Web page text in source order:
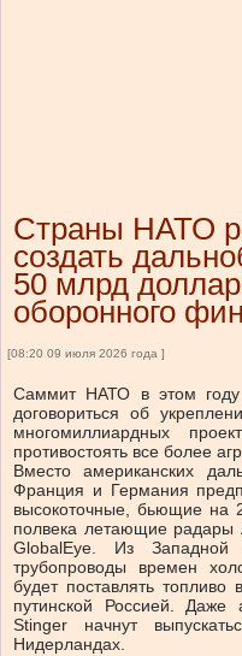
Страны НАТО
создать
50 млрд
оборонного
[08:20 09 июля 2026 года ]
Саммит НАТО в этом
договориться об
многомиллиардных
противостоять все более
Вместо американских
Франция и Германия
высокоточные, бьющие на
полвека летающие радары
GlobalEye. Из
трубопроводы времен
будет поставлять
путинской Россией. Даже
Stinger начнут
Нидерландах.